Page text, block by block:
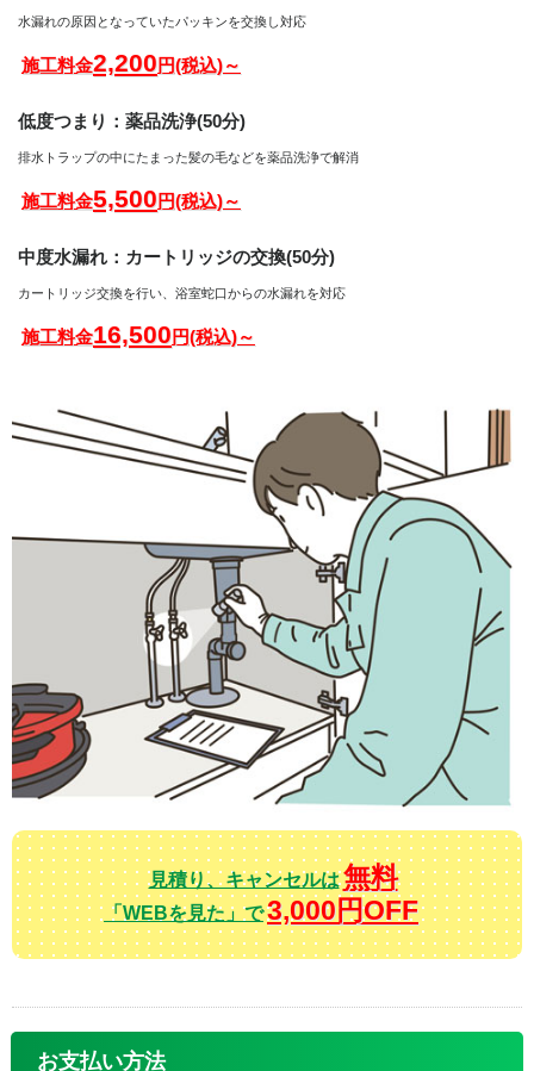
水漏れの原因となっていたパッキンを交換し対応
施工料金2,200円(税込)～
低度つまり：薬品洗浄(50分)
排水トラップの中にたまった髪の毛などを薬品洗浄で解消
施工料金5,500円(税込)～
中度水漏れ：カートリッジの交換(50分)
カートリッジ交換を行い、浴室蛇口からの水漏れを対応
施工料金16,500円(税込)～
見積り、キャンセルは無料
「WEBを見た」で3,000円OFF
お支払い方法